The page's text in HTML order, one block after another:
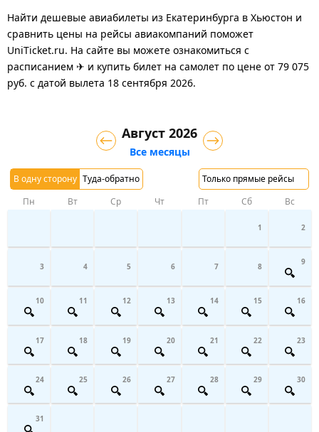
Найти дешевые авиабилеты из Екатеринбурга в Хьюстон и
сравнить цены на рейсы авиакомпаний поможет
UniTicket.ru. На сайте вы можете ознакомиться с
расписанием ✈ и купить билет на самолет по цене от 79 075
руб. с датой вылета 18 сентября 2026.
В одну сторону Туда-обратно Только прямые рейсы
Август 2026
Все месяцы
Пн Вт Ср Чт Пт Сб Вс
1 2
3 4 5 6 7 8 9
10 11 12 13 14 15 16
17 18 19 20 21 22 23
24 25 26 27 28 29 30
31